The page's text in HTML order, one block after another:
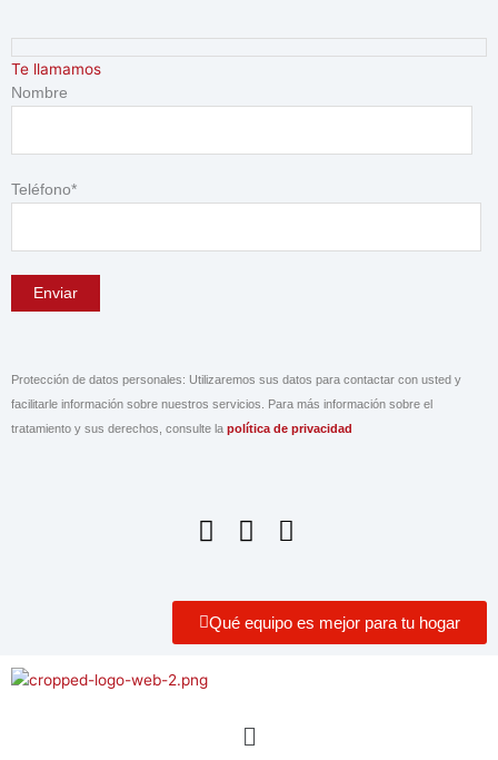
contenido
Te llamamos
Nombre
Teléfono*
Protección de datos personales: Utilizaremos sus datos para contactar con usted y
facilitarle información sobre nuestros servicios. Para más información sobre el
tratamiento y sus derechos, consulte la política de privacidad
Qué equipo es mejor para tu hogar
Menú
4
p
r
t
s
9
r
t
8
r
t